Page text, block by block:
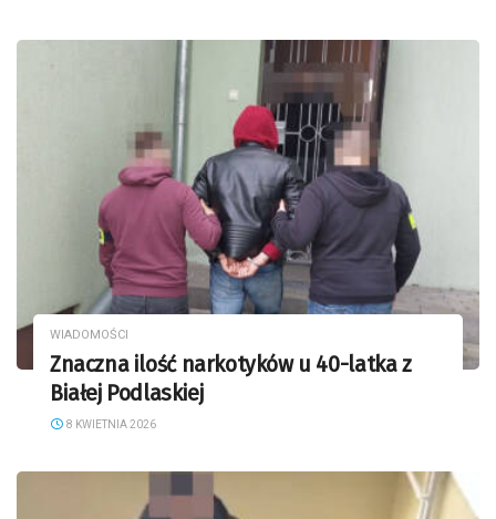
WIADOMOŚCI
Znaczna ilość narkotyków u 40-latka z
Białej Podlaskiej
8 KWIETNIA 2026